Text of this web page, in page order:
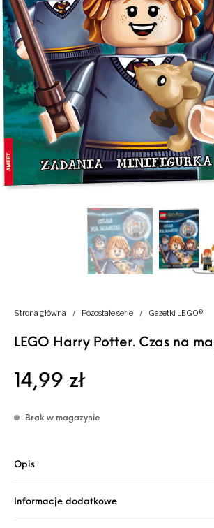
Strona główna / Pozostałe serie / Gazetki LEGO®
LEGO Harry Potter. Czas na
14,99 zł
Brak w magazynie
Opis
Informacje dodatkowe